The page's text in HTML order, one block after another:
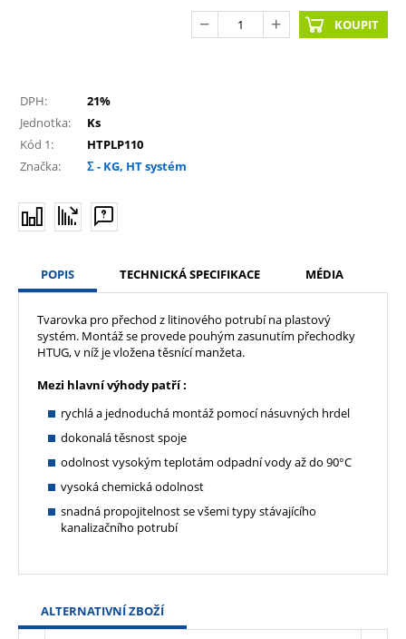
KOUPIT
DPH:
21%
Jednotka:
Ks
Kód 1:
HTPLP110
Značka:
Σ - KG, HT systém
POPIS TECHNICKÁ SPECIFIKACE MÉDIA
Tvarovka pro přechod z litinového potrubí na plastový
systém. Montáž se provede pouhým zasunutím přechodky
HTUG, v níž je vložena těsnící manžeta.
Mezi hlavní výhody patří :
rychlá a jednoduchá montáž pomocí násuvných hrdel
dokonalá těsnost spoje
odolnost vysokým teplotám odpadní vody až do 90°C
vysoká chemická odolnost
snadná propojitelnost se všemi typy stávajícího
kanalizačního potrubí
ALTERNATIVNÍ ZBOŽÍ